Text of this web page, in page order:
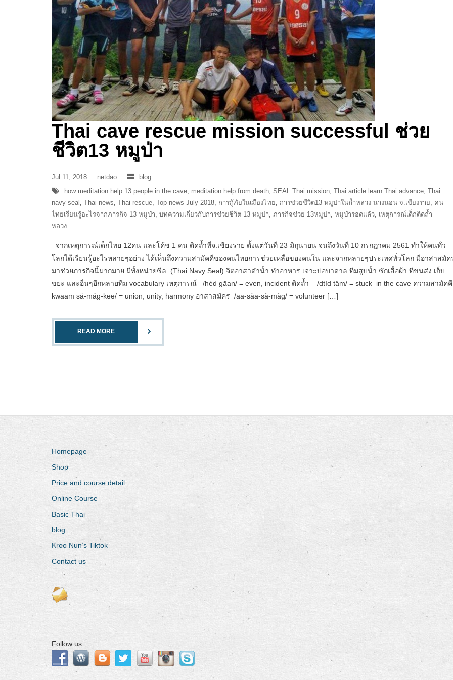
Thai cave rescue mission successful ช่วย
ชีวิต13 หมูป่า
Jul 11, 2018 netdao
blog
how meditation help 13 people in the cave, meditation help from death, SEAL Thai mission, Thai article learn Thai advance, Thai
navy seal , Thai news, Thai rescue, Top news July 2018, การกู้ภัยในเมืองไทย, การช่วยชีวิต13 หมูป่าในถ้ำหลวง นางนอน จ.เชียงราย, คน
ไทยเรียนรู้อะไรจากภารกิจ 13 หมูป่า, บทความเกี่ยวกับการช่วยชีวิต 13 หมูป่า, ภารกิจช่วย 13หมูป่า, หมูป่ารอดแล้ว, เหตุการณ์เด็กติดถ้ำ
หลวง
จากเหตุการณ์เด็กไทย 12คน และโค้ช 1 คน ติดถ้ำที่จ.เชียงราย ตั้งแต่วันที่ 23 มิถุนายน จนถึงวันที่ 10 กรกฎาคม 2561 ทำให้คนทั่ว
โลกได้เรียนรู้อะไรหลายๆอย่าง ได้เห็นถึงความสามัคคีของคนไทยการช่วยเหลือของคนใน และจากหลายๆประเทศทั่วโลก มีอาสาสมัค
มาช่วยภารกิจนี้มากมาย มีทั้งหน่วยซีล (Thai Navy Seal) จิตอาสาดำน้ำ ทำอาหาร เจาะบ่อบาดาล ทีมสูบน้ำ ซักเสื้อผ้า ทีขนส่ง เก็บ
ขยะ และอื่นๆอีกหลายทีม vocabulary เหตุการณ์ /hèd gāan/ = even, incident ติดถ้ำ /dtìd tâm/ = stuck in the cave ความสามัค
kwaam sä-mág-kee/ = union, unity, harmony อาสาสมัคร /aa-säa-sà-màg/ = volunteer […]
READ MORE
Homepage
Shop
Price and course detail
Online Course
Basic Thai
blog
Kroo Nun’s Tiktok
Contact us
Follow us